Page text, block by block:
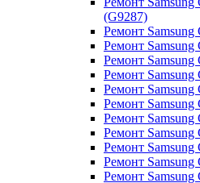
(G9287)
Ремонт Samsung
Ремонт
Ремонт Samsung
Ремонт Samsung
Ремонт
Ремонт Samsung
Ремонт
Ремонт
Ремонт
Ремонт
Ремонт